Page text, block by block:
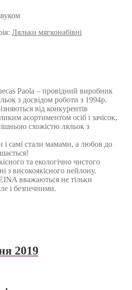
Ляльки мягконабівні
Paola – провідний виробник
з досвідом роботи з 1994р.
від конкурентів
асортиментом осіб і зачісок,
схожістю ляльок з
і самі стали мамами, а любов до
та екологічно чистого
з високоякісного нейлону.
вважаються не тільки
і безпечними.
2019